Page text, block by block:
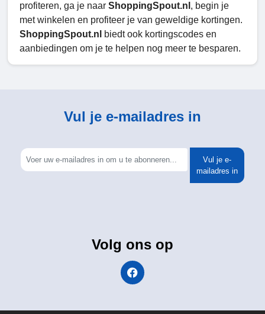
profiteren, ga je naar ShoppingSpout.nl , begin je
met winkelen en profiteer je van geweldige kortingen.
ShoppingSpout.nl
biedt ook kortingscodes en
aanbiedingen om je te helpen nog meer te besparen.
Vul je e-mailadres in
Vul je e-
mailadres in
Volg ons op